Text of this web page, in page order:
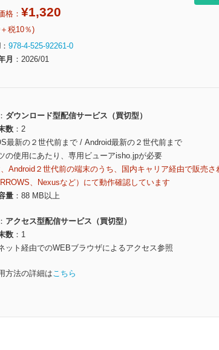
格： ¥1,320
税10％)
978-4-525-92261-0
月
2026/01
ダウンロード型配信サービス（買切型）
数
2
最新の２世代前まで / Android最新の２世代前まで
の使用にあたり、専用ビューアisho.jpが必要
Android２世代前の端末のうち、国内キャリア経由で販売さ
、Nexusなど）にて動作確認しています
量
88 MB以上
アクセス型配信サービス（買切型）
数
1
ット経由でのWEBブラウザによるアクセス参照
方法の詳細はこちら